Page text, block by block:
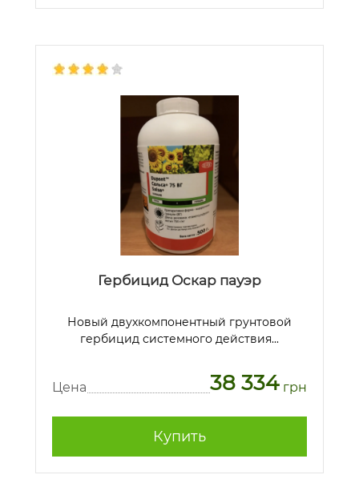
Гербицид Оскар пауэр
Новый двухкомпонентный грунтовой
гербицид системного действия...
Цена 38 334 грн
Купить